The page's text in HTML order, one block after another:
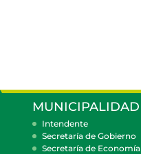
MUNICIPALIDAD
Intendente
Secretaría de Gobierno
Secretaría de Economía